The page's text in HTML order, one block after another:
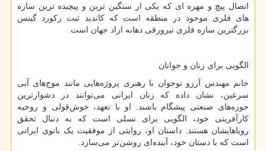
اتصال پیچ و مهره ای که یکی از سنگین ترین و پیچیده ترین سازه
های فلزی موجود در منطقه است که کاندید ثبت رکورد گینس
بزرگترین سازه فلزی تیرورقی دهانه ازاد جهان است.
الگویی برای زنان و جوانان
خانم مهندس آرزو نوجوان با رهبری پروژه‌هایی مانند موج‌های آبی
سرعین، نشان داده که زنان ایرانی می‌توانند در دشوارترین
حوزه‌های صنعتی پیشگام باشند. او با تعهد، خوش‌قولی و روحیه
کارآفرینی خود، الگویی برای نسلی است که به دنبال تحقق
رویاهایشان هستند. داستان او، روایتی از موفقیت یک بانوی ایرانی
است که با دستان خود، آینده‌ای روشن‌تر می‌سازد.